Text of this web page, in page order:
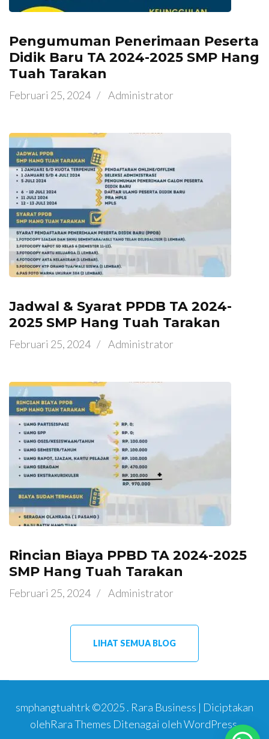
Pengumuman Penerimaan Peserta
Didik Baru TA 2024-2025 SMP Hang
Tuah Tarakan
Februari 25, 2024 / Administrator
Jadwal & Syarat PPDB TA 2024-
2025 SMP Hang Tuah Tarakan
Februari 25, 2024 / Administrator
Rincian Biaya PPBD TA 2024-2025
SMP Hang Tuah Tarakan
Februari 25, 2024 / Administrator
LIHAT SEMUA BLOG
smphangtuahtrk ©2025 . Rara Business | Diciptakan
olehRara Themes Ditenagai olehWordPress.